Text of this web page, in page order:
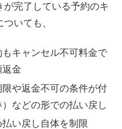
完了している予約のキ
いても、
キャンセル不可料金で
金
や返金不可の条件が付
などの形での払い戻し
い戻し自体を制限